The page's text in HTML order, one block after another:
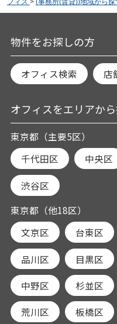
物件をお探しの方
オフィス検索 店
オフィスをエリアか
東京都（主要5区）
千代田区
中央区
渋谷区
東京都（他18区）
文京区
台東区
品川区 目黒区
中野区 杉並区
荒川区 板橋区